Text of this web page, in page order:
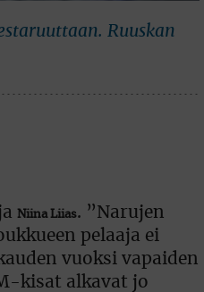
Ruuskan
Niina Liias. ”Narujen
pelaaja ei
vuoksi vapaiden
kisat alkavat jo